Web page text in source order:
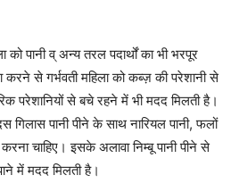
को पानी व् अन्य तरल पदार्थों का भी भरपूर
करने से गर्भवती महिला को कब्ज़ की परेशानी से
परेशानियों से बचे रहने में भी मदद मिलती है।
पानी पीने के साथ नारियल पानी, फलों
चाहिए। इसके अलावा निम्बू पानी पीने से
में मदद मिलती है।